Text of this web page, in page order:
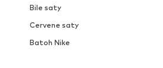
Bile saty
Cervene saty
Batoh Nike